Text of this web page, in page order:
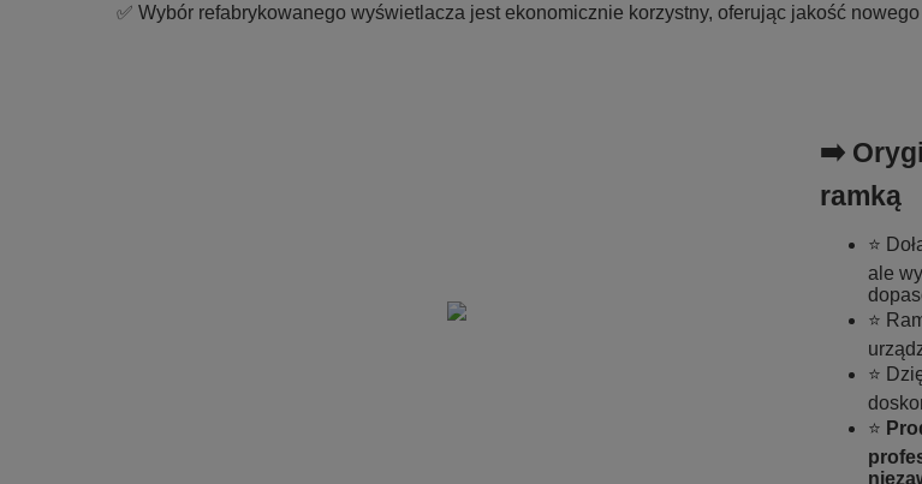
✅ Wybór refabrykowanego wyświetlacza jest ekonomicznie korzystny, oferując jakość
➡️
ramką
⭐
ale
⭐
⭐
⭐